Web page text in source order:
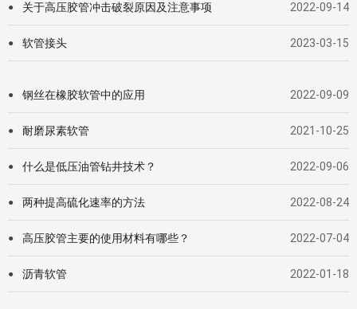
● 关于高压胶管冲击破裂原因及注意事项 2022-09-14
● 软管接头 2023-03-15
● 钢丝在橡胶软管中的应用 2022-09-09
● 耐磨尿素软管 2021-10-25
● 什么是低压油管钻井技术？ 2022-09-06
● 两种提高硫化速率的方法 2022-08-24
● 高压胶管主要的使用材料有哪些？ 2022-07-04
● 沥青软管 2022-01-18